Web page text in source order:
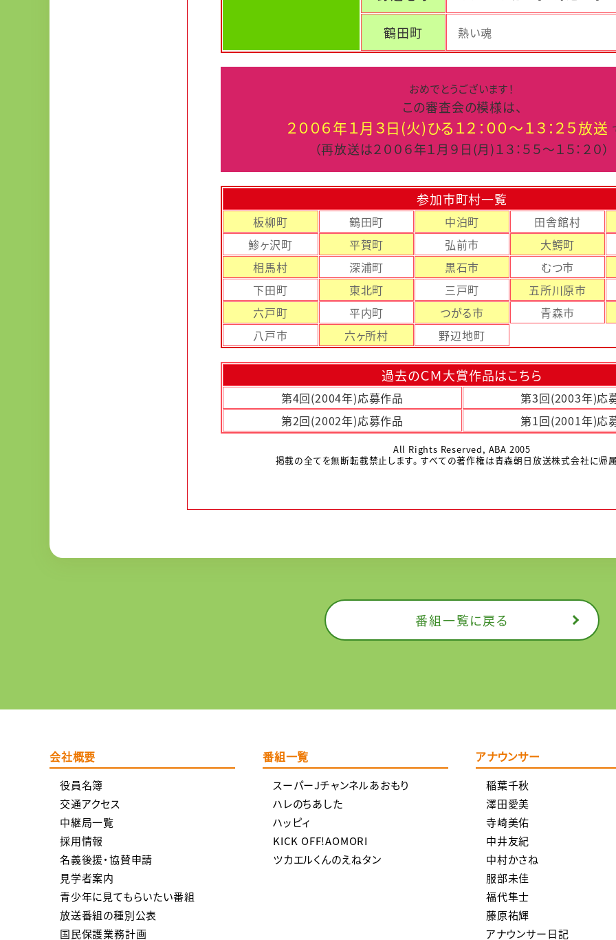
鶴田町 熱い魂
おめでとうございます！
この審査会の模様は、
２００６年１月３日(火)ひる１２：００～１３：２５放送
（再放送は２００６年１月９日(月)１３：５５～１５：２０）
参加市町村一覧
板柳町 鶴田町 中泊町
田舎館村
鯵ヶ沢町
平賀町 弘前市
大鰐町
相馬村
深浦町 黒石市
むつ市
下田町
東北町 三戸町
五所川原市
六戸町
平内町 つがる市
青森市
八戸市
六ヶ所村 野辺地町
過去のＣＭ大賞作品はこちら
第4回(2004年)応募作品
第3回(2003年)応
第2回(2002年)応募作品
第1回(2001年)応
All Rights Reserved, ABA 2005
掲載の全てを無断転載禁止します。 すべての著作権は青森朝日放送株式会社に帰属
番組一覧に戻る
会社概要
役員名簿
交通アクセス
中継局一覧
採用情報
名義後援・協賛申請
見学者案内
青少年に見てもらいたい番組
放送番組の種別公表
国民保護業務計画
番組一覧
スーパーJチャンネルあおもり
ハレのちあした
ハッピィ
KICK OFF!AOMORI
ツカエルくんのえねタン
アナウンサー
稲葉千秋
澤田愛美
寺崎美佑
中井友紀
中村かさね
服部未佳
福代隼士
藤原祐輝
アナウンサー日記